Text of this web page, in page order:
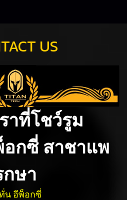
US
าที่โชว์รูม
กซี่ สาชาแพ
กษา
น อีพ็อกซี่